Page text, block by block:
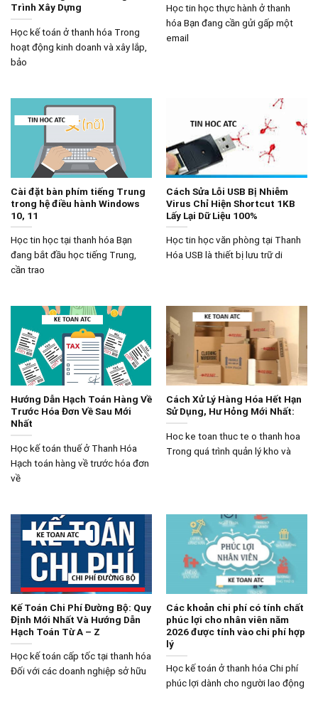
Trình Xây Dựng
Học kế toán ở thanh hóa Trong
hoạt động kinh doanh và xây lắp,
bảo
Học tin học thực hành ở thanh
hóa Bạn đang cần gửi gấp một
email
Cài đặt bàn phím tiếng Trung
trong hệ điều hành Windows
10, 11
Học tin học tại thanh hóa Bạn
đang bắt đầu học tiếng Trung,
cần trao
Cách Sửa Lỗi USB Bị Nhiễm
Virus Chỉ Hiện Shortcut 1KB
Lấy Lại Dữ Liệu 100%
Học tin học văn phòng tại Thanh
Hóa USB là thiết bị lưu trữ di
Hướng Dẫn Hạch Toán Hàng Về
Trước Hóa Đơn Về Sau Mới
Nhất
Học kế toán thuế ở Thanh Hóa
Hạch toán hàng về trước hóa đơn
về
Cách Xử Lý Hàng Hóa Hết Hạn
Sử Dụng, Hư Hỏng Mới Nhất:
Hoc ke toan thuc te o thanh hoa
Trong quá trình quản lý kho và
Kế Toán Chi Phí Đường Bộ: Quy
Định Mới Nhất Và Hướng Dẫn
Hạch Toán Từ A – Z
Học kế toán cấp tốc tại thanh hóa
Đối với các doanh nghiệp sở hữu
Các khoản chi phí có tính chất
phúc lợi cho nhân viên năm
2026 được tính vào chi phí hợp
lý
Học kế toán ở thanh hóa Chi phí
phúc lợi dành cho người lao động